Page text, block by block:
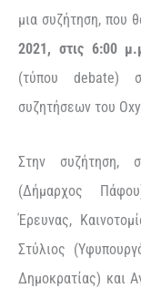
μια συζήτηση, που
2021, στις 6:00
(τύπου debate)
συζητήσεων του
Στην συζήτηση,
(Δήμαρχος
Έρευνας,
Στύλιος
Δημοκρατίας) και